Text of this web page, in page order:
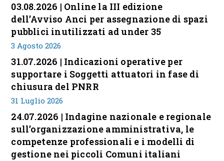
03.08.2026 | Online la III edizione
dell’Avviso Anci per assegnazione di spazi
pubblici inutilizzati ad under 35
3 Agosto 2026
31.07.2026 | Indicazioni operative per
supportare i Soggetti attuatori in fase di
chiusura del PNRR
31 Luglio 2026
24.07.2026 | Indagine nazionale e regionale
sull’organizzazione amministrativa, le
competenze professionali e i modelli di
gestione nei piccoli Comuni italiani